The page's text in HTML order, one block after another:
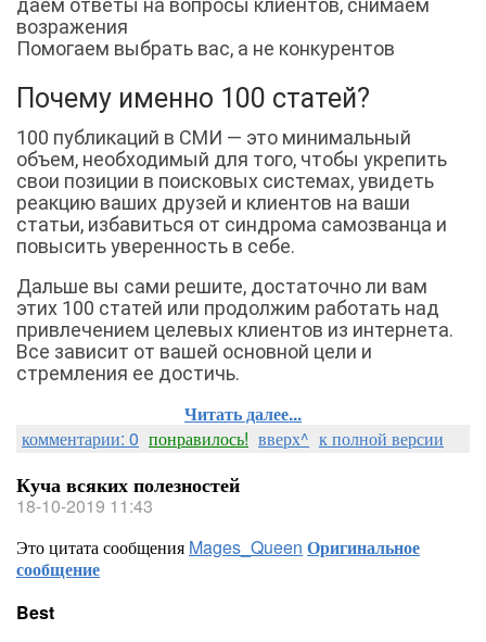
даем ответы на вопросы клиентов, снимаем
возражения
Помогаем выбрать вас, а не конкурентов
Почему именно 100 статей?
100 публикаций в СМИ — это минимальный
объем, необходимый для того, чтобы укрепить
свои позиции в поисковых системах, увидеть
реакцию ваших друзей и клиентов на ваши
статьи, избавиться от синдрома самозванца и
повысить уверенность в себе.
Дальше вы сами решите, достаточно ли вам
этих 100 статей или продолжим работать над
привлечением целевых клиентов из интернета.
Все зависит от вашей основной цели и
стремления ее достичь.
Читать далее...
комментарии: 0 понравилось! вверх^ к полной версии
Куча всяких полезностей
18-10-2019 11:43
Это цитата сообщения Mages_Queen Оригинальное
сообщение
Best